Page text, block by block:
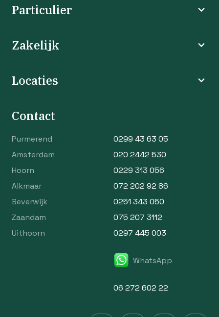
Particulier
Zakelijk
Locaties
Contact
Purmerend
0299 43 63 05
Amsterdam
020 2442 530
Hoorn
0229 313 056
Alkmaar
072 202 92 86
Beverwijk
0251 343 050
Zaandam
075 207 3112
Uithoorn
0297 445 003
WhatsApp
06 272 602 22